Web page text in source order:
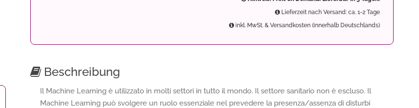
Lieferzeit nach Versand: ca. 1-2 Tage
inkl. MwSt. & Versandkosten (innerhalb Deutschlands)
Beschreibung
Il Machine Learning è utilizzato in molti settori in tutto il mondo. Il settore sanitario non è escluso. Il
Machine Learning può svolgere un ruolo essenziale nel prevedere la presenza/assenza di disturbi